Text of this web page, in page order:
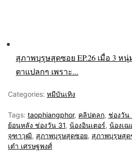
สุภาพบุรุษสุดซอย EP.26 เมื่อ 3 ห
ตาแปลกๆ เพราะ...
Categories: หมีบันเทิง
Tags: taophiangphor, คลิปตลก, ช่องวัน
ย้อนหลัง ช่องวัน 31, น้องอินเตอร์, น้องเฌ
จุฑาวุฒิ, สุภาพบุรุษสุดซอย, สุภาพบุรุษสุด
เต๋า เศรษฐพงศ์